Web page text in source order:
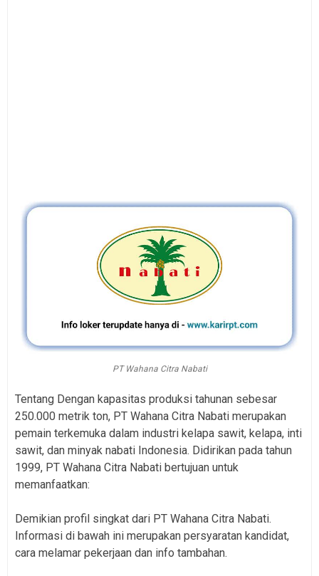
PT Wahana Citra Nabati
Tentang Dengan kapasitas produksi tahunan sebesar
250.000 metrik ton, PT Wahana Citra Nabati merupakan
pemain terkemuka dalam industri kelapa sawit, kelapa, inti
sawit, dan minyak nabati Indonesia. Didirikan pada tahun
1999, PT Wahana Citra Nabati bertujuan untuk
memanfaatkan:
Demikian profil singkat dari PT Wahana Citra Nabati.
Informasi di bawah ini merupakan persyaratan kandidat,
cara melamar pekerjaan dan info tambahan.